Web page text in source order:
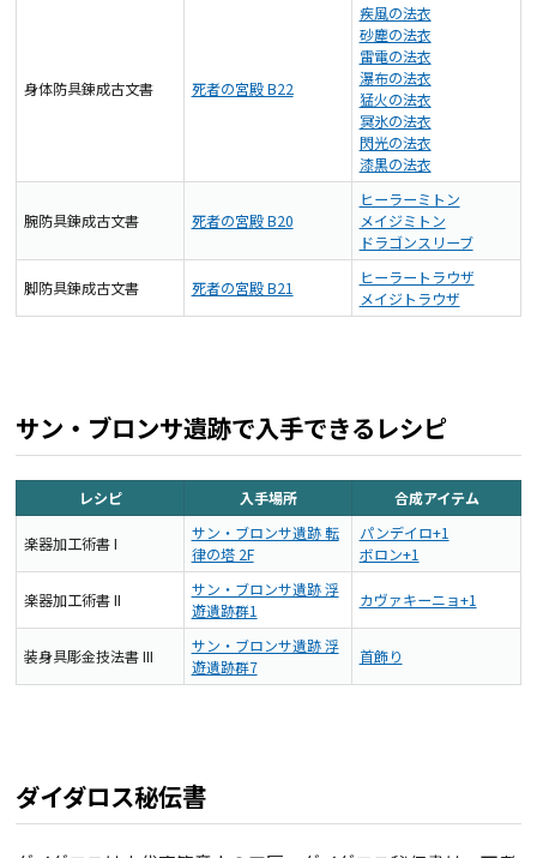
身体防具錬成古文書 死者の宮殿 B22
疾風の法衣
砂塵の法衣
雷電の法衣
瀑布の法衣
猛火の法衣
冥氷の法衣
閃光の法衣
漆黒の法衣
腕防具錬成古文書 死者の宮殿 B20
ヒーラーミトン
メイジミトン
ドラゴンスリーブ
脚防具錬成古文書 死者の宮殿 B21
ヒーラートラウザ
メイジトラウザ
サン・ブロンサ遺跡で入手できるレシピ
レシピ 入手場所 合成アイテム
楽器加工術書 I
サン・ブロンサ遺跡 転
律の塔 2F
パンデイロ+1
ボロン+1
楽器加工術書 II
サン・ブロンサ遺跡 浮
遊遺跡群1
カヴァキーニョ+1
装身具彫金技法書 III
サン・ブロンサ遺跡 浮
遊遺跡群7
首飾り
ダイダロス秘伝書